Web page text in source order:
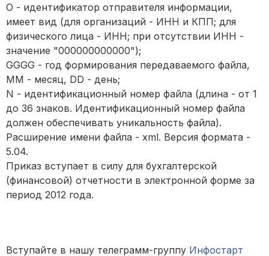
O - идентификатор отправителя информации,
имеет вид (для организаций - ИНН и КПП; для
физического лица - ИНН; при отсутствии ИНН -
значение "000000000000");
GGGG - год формирования передаваемого файла,
MM - месяц, DD - день;
N - идентификационный номер файла (длина - от 1
до 36 знаков. Идентификационный номер файла
должен обеспечивать уникальность файла).
Расширение имени файла - xml. Версия формата -
5.04.
Приказ вступает в силу для бухгалтерской
(финансовой) отчетности в электронной форме за
период 2012 года.
Вступайте в нашу телеграмм-группу Инфостарт